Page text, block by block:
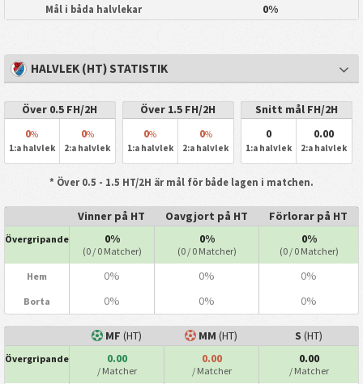
Mål i båda halvlekar 0%
HALVLEK (HT) STATISTIK
Över 0.5 FH/2H
0%
1:a halvlek
0%
2:a halvlek
Över 1.5 FH/2H
0%
1:a halvlek
0%
2:a halvlek
Snitt mål FH/2H
0
1:a halvlek
0.00
2:a halvlek
* Över 0.5 - 1.5 HT/2H är mål för både lagen i matchen.
Vinner på HT Oavgjort på HT Förlorar på HT
Övergripande 0%
(0 / 0 Matcher)
0%
(0 / 0 Matcher)
0%
(0 / 0 Matcher)
Hem 0% 0% 0%
Borta 0% 0% 0%
MF (HT) MM (HT) S (HT)
Övergripande 0.00
/ Matcher
0.00
/ Matcher
0.00
/ Matcher